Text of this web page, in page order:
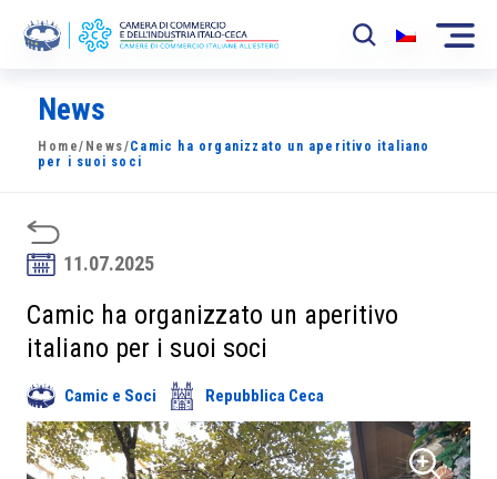
La Camera
News
Sviluppo Mercato
Soci
Partner
Progetti
Area riservata
News
Home/ News/Camic ha organizzato un aperitivo italiano
per i suoi soci
11.07.2025
Camic ha organizzato un aperitivo
italiano per i suoi soci
Camic e Soci Repubblica Ceca